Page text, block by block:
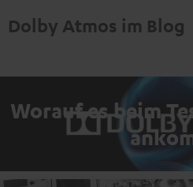
Dolby Atmos im Blog
Worauf es beim